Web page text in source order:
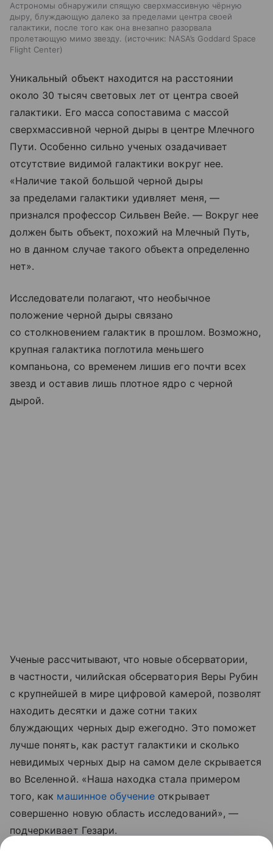
Астрономы обнаружили спящую сверхмассивную чёрную
дыру, блуждающую далеко за пределами центра своей
галактики, после того как она внезапно разорвала
пролетающую мимо звезду.
источник: NASA’s Goddard Space
Flight Center
Уникальный объект находится на расстоянии
около 30 тысяч световых лет от центра своей
галактики. Его масса сопоставима с массой
сверхмассивной черной дыры в центре Млечного
Пути. Особенно сильно ученых озадачивает
отсутствие видимой галактики вокруг нее.
«Наличие такой большой черной дыры
за пределами галактики удивляет меня, —
признался профессор Сильвен Вейе. — Вокруг нее
должен быть объект, похожий на Млечный Путь,
но в данном случае такого объекта определенно
нет».
Исследователи полагают, что необычное
положение черной дыры связано
со столкновением галактик в прошлом. Возможно,
крупная галактика поглотила меньшего
компаньона, со временем лишив его почти всех
звезд и оставив лишь плотное ядро с черной
дырой.
Ученые рассчитывают, что новые обсерватории,
в частности, чилийская обсерватория Веры Рубин
с крупнейшей в мире цифровой камерой, позволят
находить десятки и даже сотни таких
блуждающих черных дыр ежегодно. Это поможет
лучше понять, как растут галактики и сколько
невидимых черных дыр на самом деле скрывается
во Вселенной. «Наша находка стала примером
того, как машинное обучение открывает
совершенно новую область исследований», —
подчеркивает Гезари.